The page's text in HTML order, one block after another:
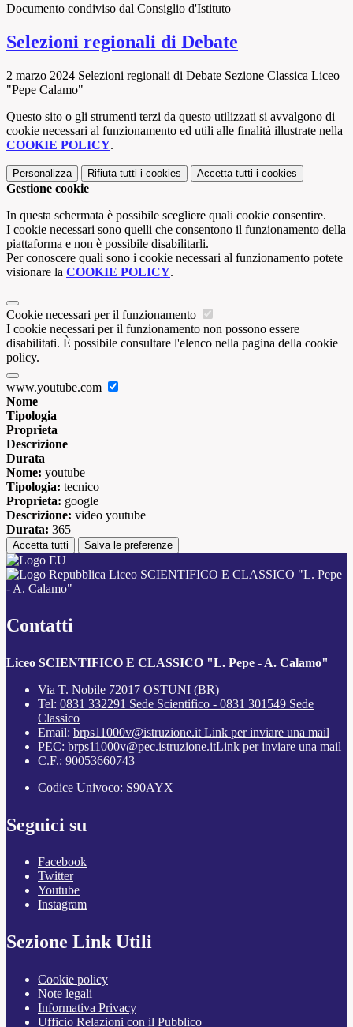
Documento condiviso dal Consiglio d'Istituto
Selezioni regionali di Debate
2 marzo 2024 Selezioni regionali di Debate Sezione Classica Liceo
"Pepe Calamo"
Questo sito o gli strumenti terzi da questo utilizzati si avvalgono di
cookie necessari al funzionamento ed utili alle finalità illustrate nella
COOKIE POLICY.
Personalizza Rifiuta tutti i cookies Accetta tutti i cookies
Gestione cookie
In questa schermata è possibile scegliere quali cookie consentire.
I cookie necessari sono quelli che consentono il funzionamento della
piattaforma e non è possibile disabilitarli.
Per conoscere quali sono i cookie necessari al funzionamento potete
visionare la COOKIE POLICY.
Cookie necessari per il funzionamento
I cookie necessari per il funzionamento non possono essere
disabilitati. È possibile consultare l'elenco nella pagina della cookie
policy.
www.youtube.com
Nome
Tipologia
Proprieta
Descrizione
Durata
Nome: youtube
Tipologia: tecnico
Proprieta: google
Descrizione: video youtube
Durata: 365
Accetta tutti Salva le preferenze
Liceo SCIENTIFICO E CLASSICO "L. Pepe
- A. Calamo"
Contatti
Liceo SCIENTIFICO E CLASSICO "L. Pepe - A. Calamo"
Via T. Nobile 72017 OSTUNI (BR)
Tel: 0831 332291 Sede Scientifico - 0831 301549 Sede
Classico
Email: brps11000v@istruzione.it Link per inviare una mail
PEC: brps11000v@pec.istruzione.itLink per inviare una mail
C.F.: 90053660743
Codice Univoco: S90AYX
Seguici su
Facebook
Twitter
Youtube
Instagram
Sezione Link Utili
Cookie policy
Note legali
Informativa Privacy
Ufficio Relazioni con il Pubblico